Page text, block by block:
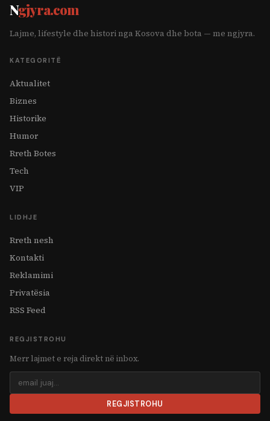
Ngjyra.com
Lajme, lifestyle dhe histori nga Kosova dhe bota — me ngjyra.
KATEGORITË
Aktualitet
Biznes
Historike
Humor
Rreth Botes
Tech
VIP
LIDHJE
Rreth nesh
Kontakti
Reklamimi
Privatësia
RSS Feed
REGJISTROHU
Merr lajmet e reja direkt në inbox.
REGJISTROHU